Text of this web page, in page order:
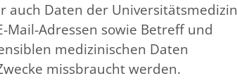
auch Daten der Universitätsmedizin
Adressen sowie Betreff und
medizinischen Daten
missbraucht werden.